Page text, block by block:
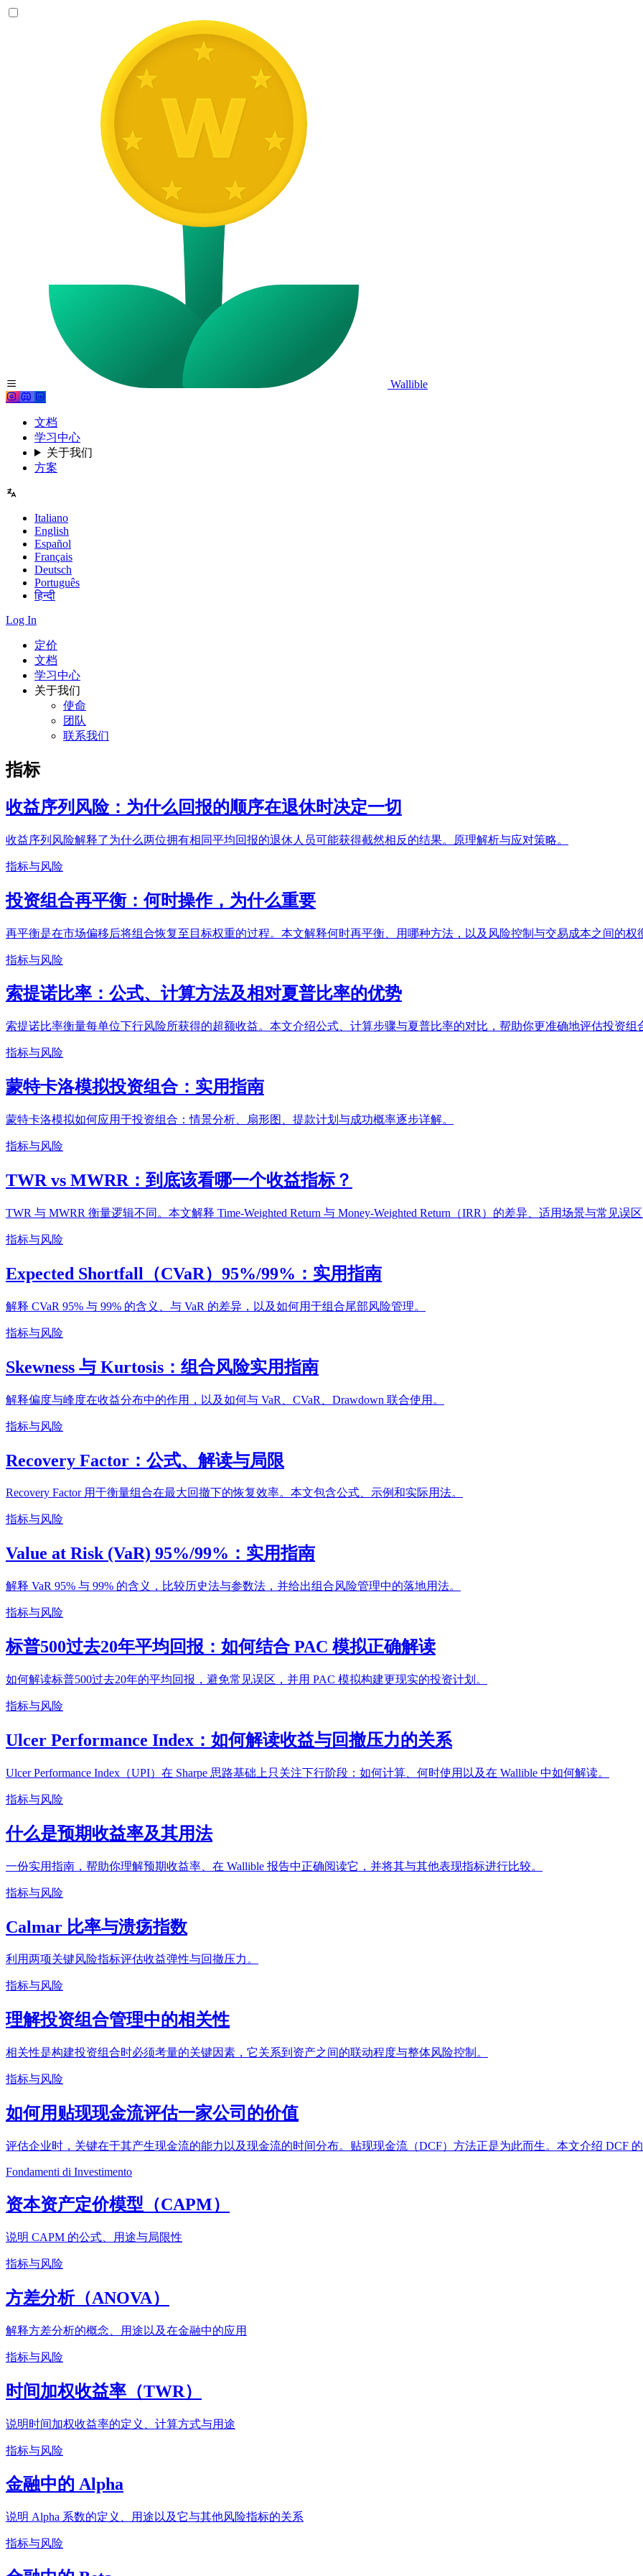
Wallible
文档
学习中心
关于我们
方案
Italiano
English
Español
Français
Deutsch
Português
हिन्दी
Log In
定价
文档
学习中心
关于我们
使命
团队
联系我们
指标
收益序列风险：为什么回报的顺序在退休时决定一切
收益序列风险解释了为什么两位拥有相同平均回报的退休人员可能获得截然相反的结果。原理解析与应对策略。
指标与风险
投资组合再平衡：何时操作，为什么重要
再平衡是在市场偏移后将组合恢复至目标权重的过程。本文解释何时再平衡、用哪种方法，以及风险控制与交易成本之间的权
指标与风险
索提诺比率：公式、计算方法及相对夏普比率的优势
索提诺比率衡量每单位下行风险所获得的超额收益。本文介绍公式、计算步骤与夏普比率的对比，帮助你更准确地评估投资组
指标与风险
蒙特卡洛模拟投资组合：实用指南
蒙特卡洛模拟如何应用于投资组合：情景分析、扇形图、提款计划与成功概率逐步详解。
指标与风险
TWR vs MWRR：到底该看哪一个收益指标？
TWR 与 MWRR 衡量逻辑不同。本文解释 Time-Weighted Return 与 Money-Weighted Return（IRR）的差异、适用场景与常见误
指标与风险
Expected Shortfall（CVaR）95%/99%：实用指南
解释 CVaR 95% 与 99% 的含义、与 VaR 的差异，以及如何用于组合尾部风险管理。
指标与风险
Skewness 与 Kurtosis：组合风险实用指南
解释偏度与峰度在收益分布中的作用，以及如何与 VaR、CVaR、Drawdown 联合使用。
指标与风险
Recovery Factor：公式、解读与局限
Recovery Factor 用于衡量组合在最大回撤下的恢复效率。本文包含公式、示例和实际用法。
指标与风险
Value at Risk (VaR) 95%/99%：实用指南
解释 VaR 95% 与 99% 的含义，比较历史法与参数法，并给出组合风险管理中的落地用法。
指标与风险
标普500过去20年平均回报：如何结合 PAC 模拟正确解读
如何解读标普500过去20年的平均回报，避免常见误区，并用 PAC 模拟构建更现实的投资计划。
指标与风险
Ulcer Performance Index：如何解读收益与回撤压力的关系
Ulcer Performance Index（UPI）在 Sharpe 思路基础上只关注下行阶段：如何计算、何时使用以及在 Wallible 中如何解读。
指标与风险
什么是预期收益率及其用法
一份实用指南，帮助你理解预期收益率、在 Wallible 报告中正确阅读它，并将其与其他表现指标进行比较。
指标与风险
Calmar 比率与溃疡指数
利用两项关键风险指标评估收益弹性与回撤压力。
指标与风险
理解投资组合管理中的相关性
相关性是构建投资组合时必须考量的关键因素，它关系到资产之间的联动程度与整体风险控制。
指标与风险
如何用贴现现金流评估一家公司的价值
评估企业时，关键在于其产生现金流的能力以及现金流的时间分布。贴现现金流（DCF）方法正是为此而生。本文介绍 DCF
Fondamenti di Investimento
资本资产定价模型（CAPM）
说明 CAPM 的公式、用途与局限性
指标与风险
方差分析（ANOVA）
解释方差分析的概念、用途以及在金融中的应用
指标与风险
时间加权收益率（TWR）
说明时间加权收益率的定义、计算方式与用途
指标与风险
金融中的 Alpha
说明 Alpha 系数的定义、用途以及它与其他风险指标的关系
指标与风险